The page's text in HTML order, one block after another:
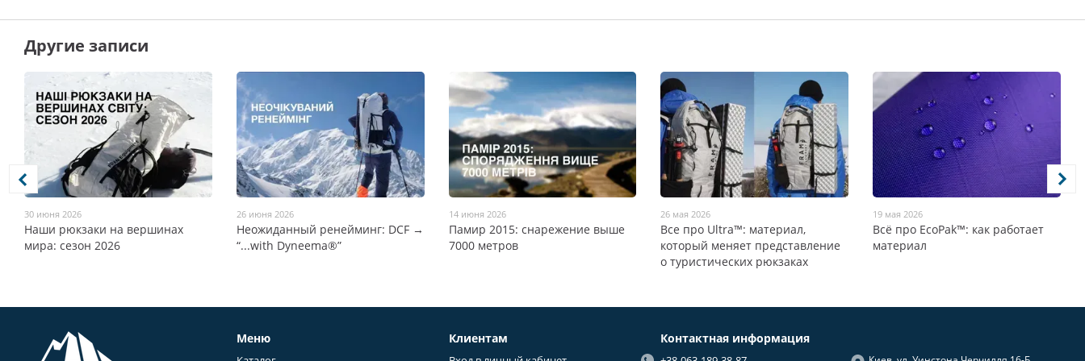
Другие записи
30 июня 2026
Наши рюкзаки на вершинах
мира: сезон 2026
26 июня 2026
Неожиданный ренейминг: DCF →
“...with Dyneema®”
14 июня 2026
Памир 2015: снарежение выше
7000 метров
26 мая 2026
Все про Ultra™: материал,
который меняет представление
о туристических рюкзаках
19 мая 2026
Всё про EcoPak™: как работает
материал
Меню Клиентам Контактная информация